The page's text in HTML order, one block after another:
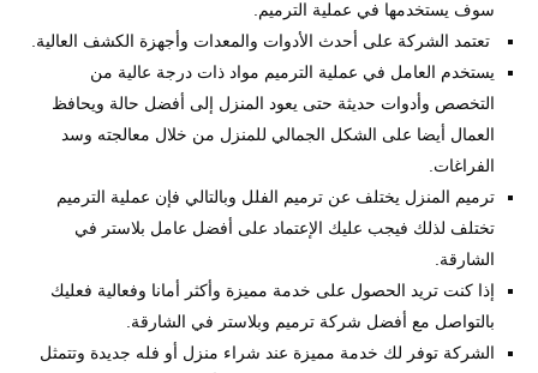
سوف يستخدمها في عملية الترميم.
تعتمد الشركة على أحدث الأدوات والمعدات وأجهزة الكشف العالية.
يستخدم العامل في عملية الترميم مواد ذات درجة عالية من
التخصص وأدوات حديثة حتى يعود المنزل إلى أفضل حالة ويحافظ
العمال أيضا على الشكل الجمالي للمنزل من خلال معالجته وسد
الفراغات.
ترميم المنزل يختلف عن ترميم الفلل وبالتالي فإن عملية الترميم
تختلف لذلك فيجب عليك الإعتماد على أفضل عامل بلاستر في
الشارقة.
إذا كنت تريد الحصول على خدمة مميزة وأكثر أمانا وفعالية فعليك
بالتواصل مع أفضل شركة ترميم وبلاستر في الشارقة.
الشركة توفر لك خدمة مميزة عند شراء منزل أو فله جديدة وتتمثل